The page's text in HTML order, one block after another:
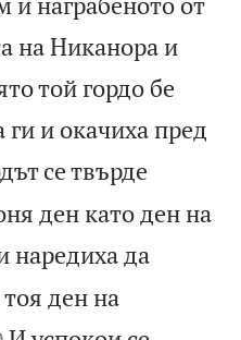
на Никанора и
той гордо бе
ги и окачиха пред
се твърде
ден като ден на
наредиха да
ден на